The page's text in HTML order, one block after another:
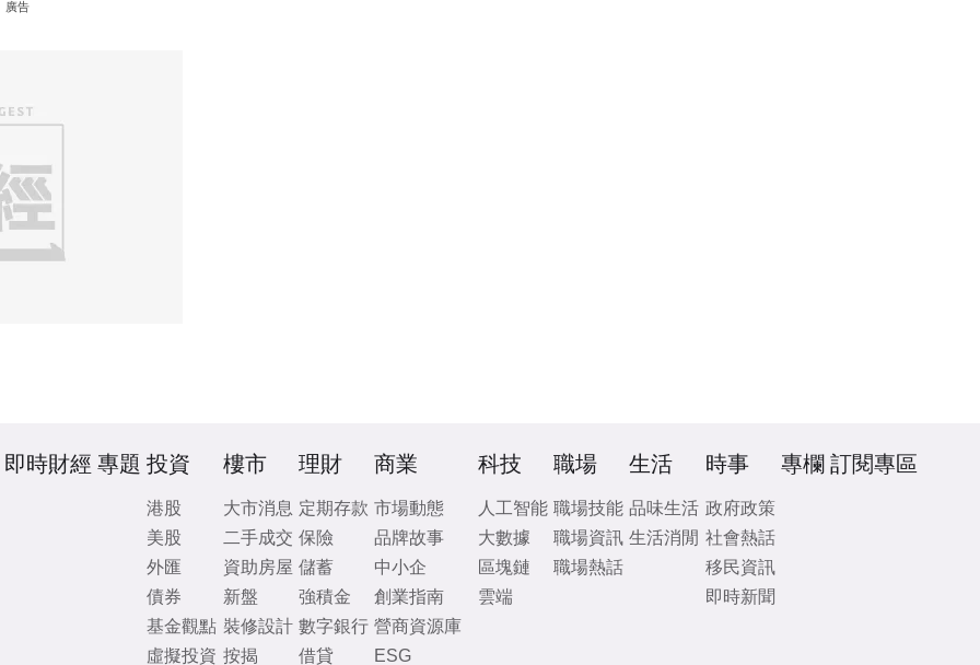
廣告
即時財經 專題 投資
港股
美股
外匯
債券
基金觀點
虛擬投資
樓市
大市消息
二手成交
資助房屋
新盤
裝修設計
按揭
理財
定期存款
保險
儲蓄
強積金
數字銀行
借貸
商業
市場動態
品牌故事
中小企
創業指南
營商資源庫
ESG
科技
人工智能
大數據
區塊鏈
雲端
職場
職場技能
職場資訊
職場熱話
生活
品味生活
生活消閒
時事
政府政策
社會熱話
移民資訊
即時新聞
專欄 訂閱專區